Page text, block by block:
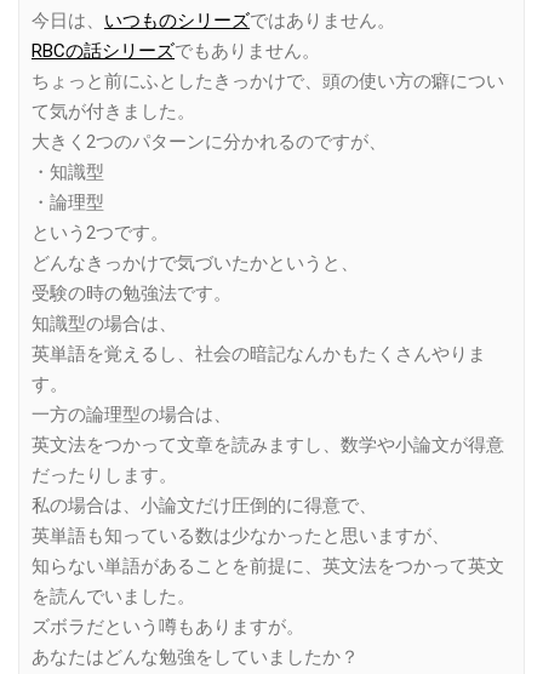
今日は、 いつものシリーズではありません。
RBCの話シリーズでもありません。
ちょっと前にふとしたきっかけで、頭の使い方の癖につい
て気が付きました。
大きく2つのパターンに分かれるのですが、
・知識型
・論理型
という2つです。
どんなきっかけで気づいたかというと、
受験の時の勉強法です。
知識型の場合は、
英単語を覚えるし、社会の暗記なんかもたくさんやりま
す。
一方の論理型の場合は、
英文法をつかって文章を読みますし、数学や小論文が得意
だったりします。
私の場合は、小論文だけ圧倒的に得意で、
英単語も知っている数は少なかったと思いますが、
知らない単語があることを前提に、英文法をつかって英文
を読んでいました。
ズボラだという噂もありますが。
あなたはどんな勉強をしていましたか？